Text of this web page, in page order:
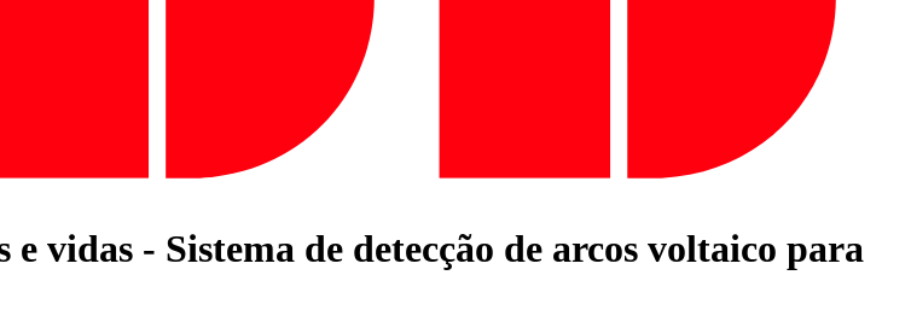
vidas - Sistema de detecção de arcos voltaico para